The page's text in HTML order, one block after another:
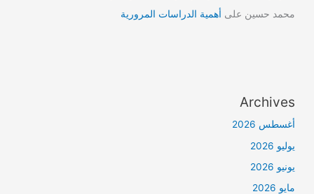
محمد حسين على أهمية الدراسات المرورية
Archives
أغسطس 2026
يوليو 2026
يونيو 2026
مايو 2026